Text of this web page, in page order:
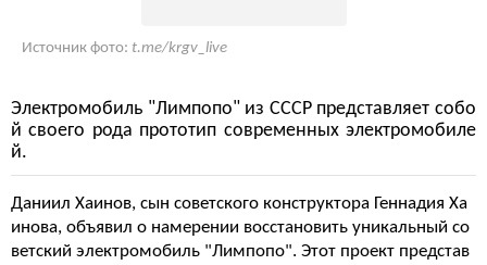
Источник фото: t.me/krgv_live
Электромобиль "Лимпопо" из СССР представляет собо
й своего рода прототип современных электромобиле
й.
Даниил Хаинов, сын советского конструктора Геннадия Ха
инова, объявил о намерении восстановить уникальный со
ветский электромобиль "Лимпопо". Этот проект представ